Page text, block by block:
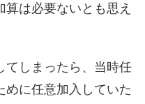
は必要ないとも思え
てしまったら、当時任
めに任意加入していた